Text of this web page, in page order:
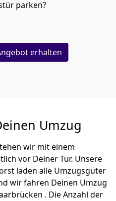
parken?
erhalten
Umzug
wir mit einem
vor Deiner Tür. Unsere
laden alle Umzugsgüter
wir fahren Deinen Umzug
. Die Anzahl der